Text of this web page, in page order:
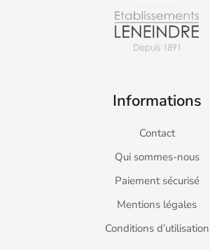
Informations
Contact
Qui sommes-nous
Paiement sécurisé
Mentions légales
Conditions d’utilisation